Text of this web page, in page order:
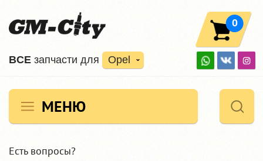
ВCE запчасти для Opel
0
МЕНЮ
Есть вопросы?